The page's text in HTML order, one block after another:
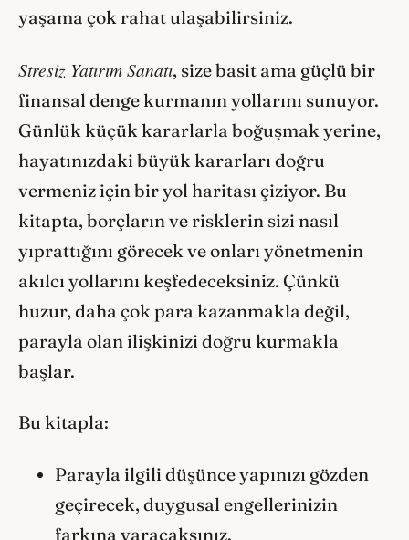
yaşama çok rahat ulaşabilirsiniz.
Stresiz Yatırım Sanatı, size basit ama güçlü bir
finansal denge kurmanın yollarını sunuyor.
Günlük küçük kararlarla boğuşmak yerine,
hayatınızdaki büyük kararları doğru
vermeniz için bir yol haritası çiziyor. Bu
kitapta, borçların ve risklerin sizi nasıl
yıprattığını görecek ve onları yönetmenin
akılcı yollarını keşfedeceksiniz. Çünkü
huzur, daha çok para kazanmakla değil,
parayla olan ilişkinizi doğru kurmakla
başlar.
Bu kitapla:
Parayla ilgili düşünce yapınızı gözden
geçirecek, duygusal engellerinizin
farkına varacaksınız.